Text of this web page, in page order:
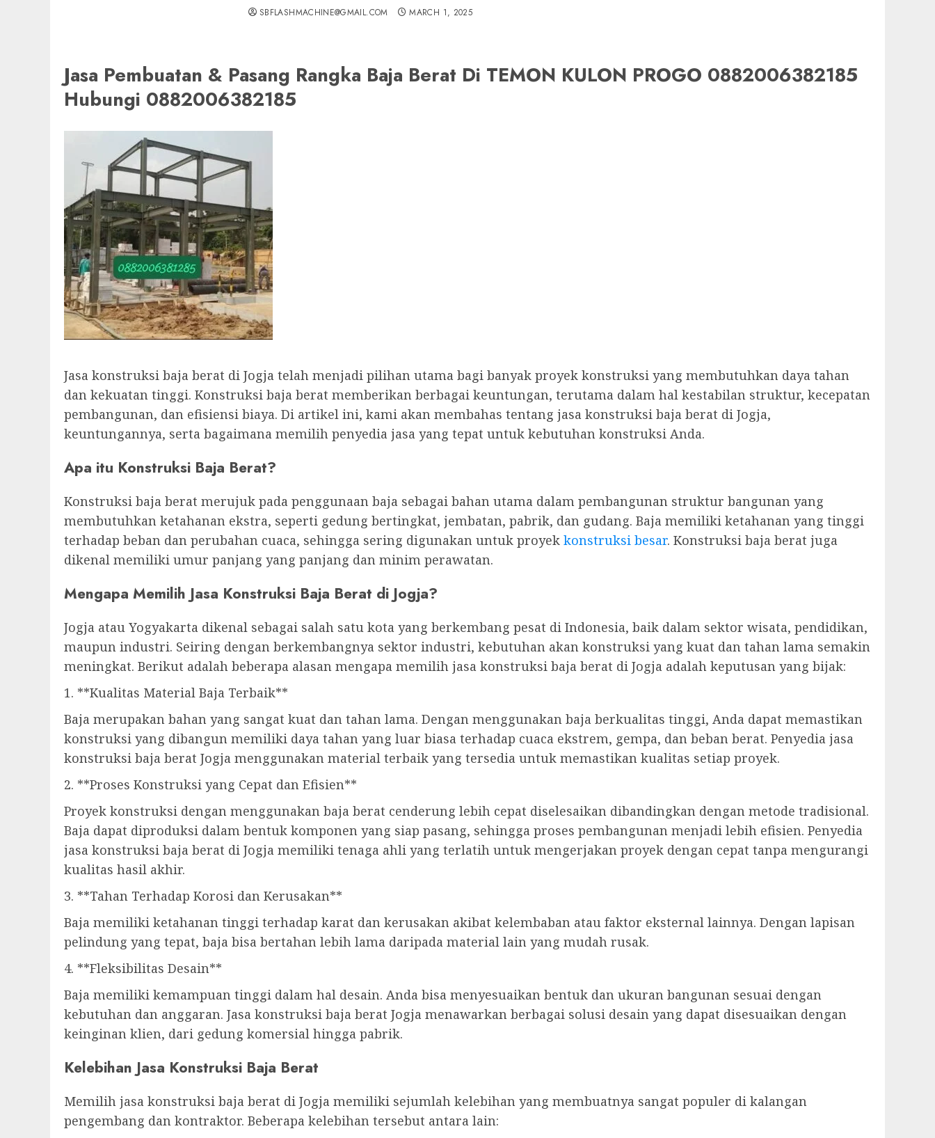
SBFLASHMACHINE@GMAIL.COM MARCH 1, 2025
Jasa Pembuatan & Pasang Rangka Baja Berat Di TEMON KULON PROGO 0882006382185
Hubungi 0882006382185
Jasa konstruksi baja berat di Jogja telah menjadi pilihan utama bagi banyak proyek konstruksi yang membutuhkan daya tahan
dan kekuatan tinggi. Konstruksi baja berat memberikan berbagai keuntungan, terutama dalam hal kestabilan struktur, kecepatan
pembangunan, dan efisiensi biaya. Di artikel ini, kami akan membahas tentang jasa konstruksi baja berat di Jogja,
keuntungannya, serta bagaimana memilih penyedia jasa yang tepat untuk kebutuhan konstruksi Anda.
Apa itu Konstruksi Baja Berat?
Konstruksi baja berat merujuk pada penggunaan baja sebagai bahan utama dalam pembangunan struktur bangunan yang
membutuhkan ketahanan ekstra, seperti gedung bertingkat, jembatan, pabrik, dan gudang. Baja memiliki ketahanan yang tinggi
terhadap beban dan perubahan cuaca, sehingga sering digunakan untuk proyek konstruksi besar. Konstruksi baja berat juga
dikenal memiliki umur panjang yang panjang dan minim perawatan.
Mengapa Memilih Jasa Konstruksi Baja Berat di Jogja?
Jogja atau Yogyakarta dikenal sebagai salah satu kota yang berkembang pesat di Indonesia, baik dalam sektor wisata, pendidikan,
maupun industri. Seiring dengan berkembangnya sektor industri, kebutuhan akan konstruksi yang kuat dan tahan lama semakin
meningkat. Berikut adalah beberapa alasan mengapa memilih jasa konstruksi baja berat di Jogja adalah keputusan yang bijak:
1. **Kualitas Material Baja Terbaik**
Baja merupakan bahan yang sangat kuat dan tahan lama. Dengan menggunakan baja berkualitas tinggi, Anda dapat memastikan
konstruksi yang dibangun memiliki daya tahan yang luar biasa terhadap cuaca ekstrem, gempa, dan beban berat. Penyedia jasa
konstruksi baja berat Jogja menggunakan material terbaik yang tersedia untuk memastikan kualitas setiap proyek.
2. **Proses Konstruksi yang Cepat dan Efisien**
Proyek konstruksi dengan menggunakan baja berat cenderung lebih cepat diselesaikan dibandingkan dengan metode tradisional.
Baja dapat diproduksi dalam bentuk komponen yang siap pasang, sehingga proses pembangunan menjadi lebih efisien. Penyedia
jasa konstruksi baja berat di Jogja memiliki tenaga ahli yang terlatih untuk mengerjakan proyek dengan cepat tanpa mengurangi
kualitas hasil akhir.
3. **Tahan Terhadap Korosi dan Kerusakan**
Baja memiliki ketahanan tinggi terhadap karat dan kerusakan akibat kelembaban atau faktor eksternal lainnya. Dengan lapisan
pelindung yang tepat, baja bisa bertahan lebih lama daripada material lain yang mudah rusak.
4. **Fleksibilitas Desain**
Baja memiliki kemampuan tinggi dalam hal desain. Anda bisa menyesuaikan bentuk dan ukuran bangunan sesuai dengan
kebutuhan dan anggaran. Jasa konstruksi baja berat Jogja menawarkan berbagai solusi desain yang dapat disesuaikan dengan
keinginan klien, dari gedung komersial hingga pabrik.
Kelebihan Jasa Konstruksi Baja Berat
Memilih jasa konstruksi baja berat di Jogja memiliki sejumlah kelebihan yang membuatnya sangat populer di kalangan
pengembang dan kontraktor. Beberapa kelebihan tersebut antara lain: